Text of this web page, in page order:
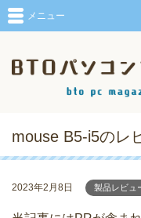
メニュー
mouse B5-i5のレ
2023年2月8日 製品レビュ